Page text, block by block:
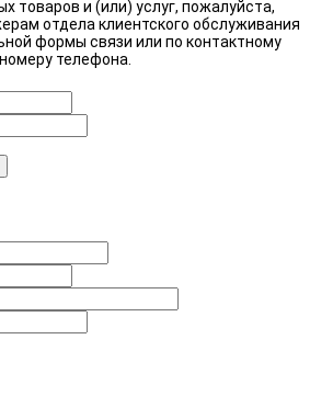
товаров и (или) услуг, пожалуйста,
отдела клиентского обслуживания
формы связи или по контактному
номеру телефона.